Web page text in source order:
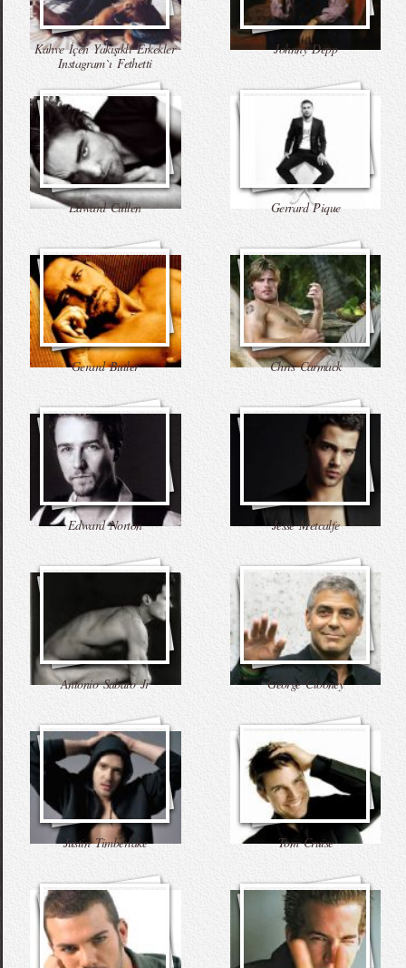
Kahve İçen Yakışıklı Erkekler
Instagram`ı Fethetti
Johnny Depp
Edward Cullen Gerrard Pique
Gerard Butler Chris Carmack
Edward Norton Jesse Metcalfe
Antonio Sabato Jr George Clooney
Justin Timberlake Tom Cruise